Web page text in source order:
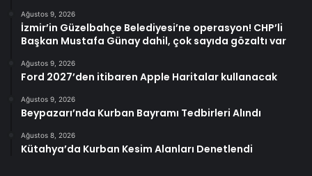
Ağustos 9, 2026
İzmir’in Güzelbahçe Belediyesi’ne operasyon! CHP’li
Başkan Mustafa Günay dahil, çok sayıda gözaltı var
Ağustos 9, 2026
Ford 2027’den itibaren Apple Haritalar kullanacak
Ağustos 9, 2026
Beypazarı’nda Kurban Bayramı Tedbirleri Alındı
Ağustos 8, 2026
Kütahya’da Kurban Kesim Alanları Denetlendi